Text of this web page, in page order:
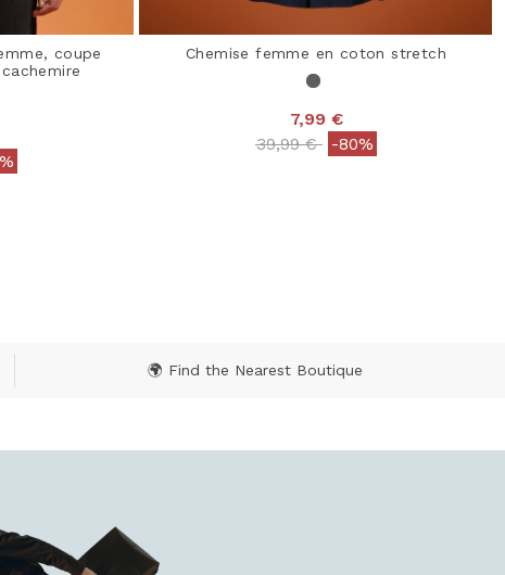
coupe
from
Chemise femme en coton stretch
7,99 €
Price reduced from
39,99 €to-80%
🌍 Find the Nearest Boutique